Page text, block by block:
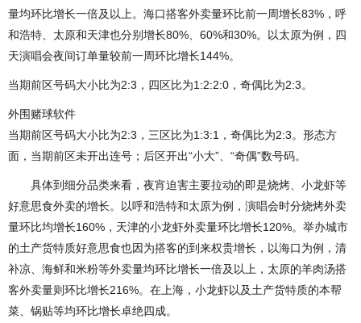
量均环比增长一倍及以上。海口搭客外卖量环比前一周增长83%，呼
和浩特、太原和天津也分别增长80%、60%和30%。以太原为例，四
天演唱会夜间订单量较前一周环比增长144%。
当期前区号码大小比为2:3，四区比为1:2:2:0，奇偶比为2:3。
外围赌球软件
当期前区号码大小比为2:3，三区比为1:3:1，奇偶比为2:3。形态方
面，当期前区未开出连号；后区开出“小大”、“奇偶”数号码。
具体到细分品类来看，夜宵迫害主要拉动的即是烧烤、小龙虾等
好意思食外卖的增长。以呼和浩特和太原为例，演唱会时分烧烤外卖
量环比均增长160%，天津的小龙虾外卖量环比增长120%。举办城市
的土产货特质好意思食也因为搭客的到来权贵增长，以海口为例，清
补凉、海鲜和米粉等外卖量均环比增长一倍及以上，太原的羊肉汤搭
客外卖量则环比增长216%。在上海，小龙虾以及土产货特质的本帮
菜、锅贴等均环比增长卓绝四成。